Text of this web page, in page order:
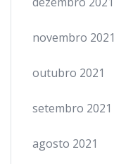
novembro 2021
outubro 2021
setembro 2021
agosto 2021